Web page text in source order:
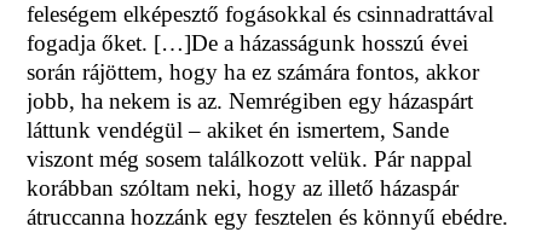
feleségem elképesztő fogásokkal és csinnadrattával
fogadja őket. […]De a házasságunk hosszú évei
során rájöttem, hogy ha ez számára fontos, akkor
jobb, ha nekem is az. Nemrégiben egy házaspárt
láttunk vendégül – akiket én ismertem, Sande
viszont még sosem találkozott velük. Pár nappal
korábban szóltam neki, hogy az illető házaspár
átruccanna hozzánk egy fesztelen és könnyű ebédre.